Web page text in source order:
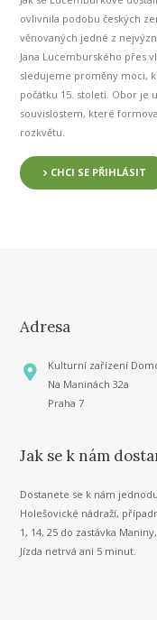
ovlivnila podobu českých
věnovaných jedné z
Jana Lucemburského přes
sledujeme proměny moci,
počátku 15. století. Obor je
souvislostem, které
rozkvětu.
CHCI SE PŘIHLÁSIT
Adresa
Kulturní zařízení
Na Maninách 32a
Praha 7
Jak se k nám
Dostanete se k nám
Holešovické nádraží,
1, 14, 25 do zastávka
Jízda netrvá ani 5 minut.